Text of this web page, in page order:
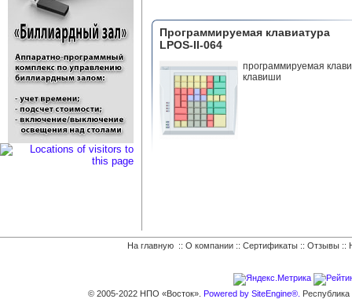
Программируемая клавиатура
LPOS-II-064
программируемая
клавиши
На главную :: О компании :: Сертификаты :: Отзывы ::
© 2005-2022 НПО «Восток». Powered by SiteEngine®.